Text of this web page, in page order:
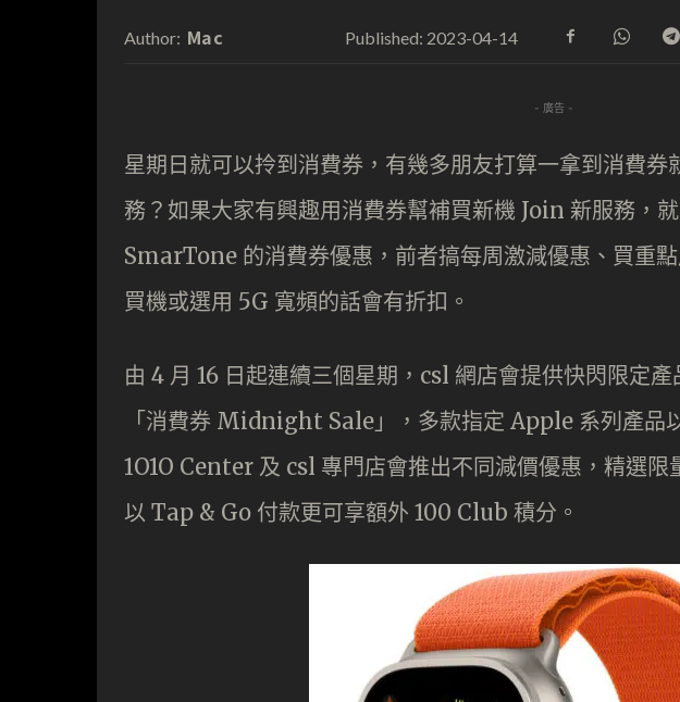
Author: Mac Published: 2023-04-14
- 廣告 -
星期日就可以拎到消費券，有幾多朋友打算一拿到消費券
務？如果大家有興趣用消費券幫補買新機 Join 新服務，
SmarTone 的消費券優惠，前者搞每周激減優惠、買重
買機或選用 5G 寬頻的話會有折扣。
由 4 月 16 日起連續三個星期，csl 網店會提供快閃限定
「消費券 Midnight Sale」，多款指定 Apple 系列產品
1O1O Center 及 csl 專門店會推出不同減價優惠，精選限
以 Tap & Go 付款更可享額外 100 Club 積分。